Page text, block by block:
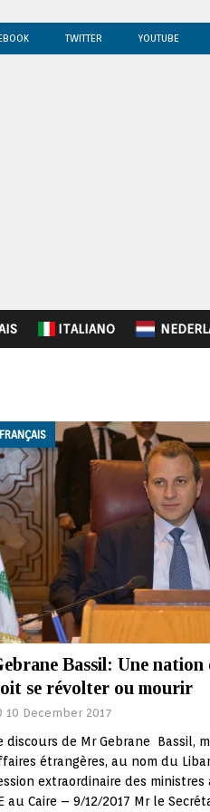
TWITTER YOUTUBE
ITALIANO
FRANÇAIS
Bassil: Une
se révolter ou mourir
10 December 2017
discours de Mr Gebrane Bassil,
étrangères, au nom du
extraordinaire des ministres
au Caire – 9/12/2017 Mr le